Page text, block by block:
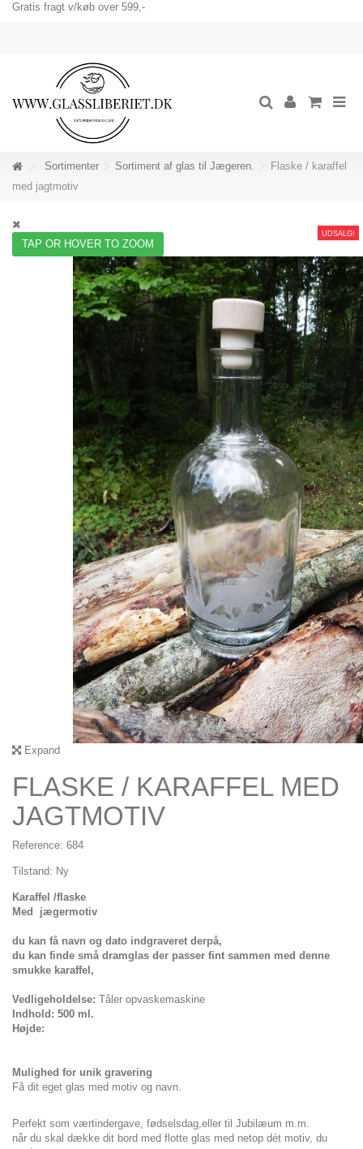
Gratis fragt v/køb over 599,-
Sortimenter Sortiment af glas til Jægeren.
Flaske / karaffel
med jagtmotiv
TAP OR HOVER TO ZOOM
UDSALG!
Expand
FLASKE / KARAFFEL MED
JAGTMOTIV
Reference: 684
Tilstand: Ny
Karaffel /flaske
Med jægermotiv
du kan få navn og dato indgraveret derpå,
du kan finde små dramglas der passer fint sammen med denne
smukke karaffel,
Vedligeholdelse: Tåler opvaskemaskine
Indhold: 500 ml.
Højde:
Mulighed for unik gravering
Få dit eget glas med motiv og navn.
Perfekt som værtindergave, fødselsdag,eller til Jubilæum m.m.
når du skal dække dit bord med flotte glas med netop dét motiv, du